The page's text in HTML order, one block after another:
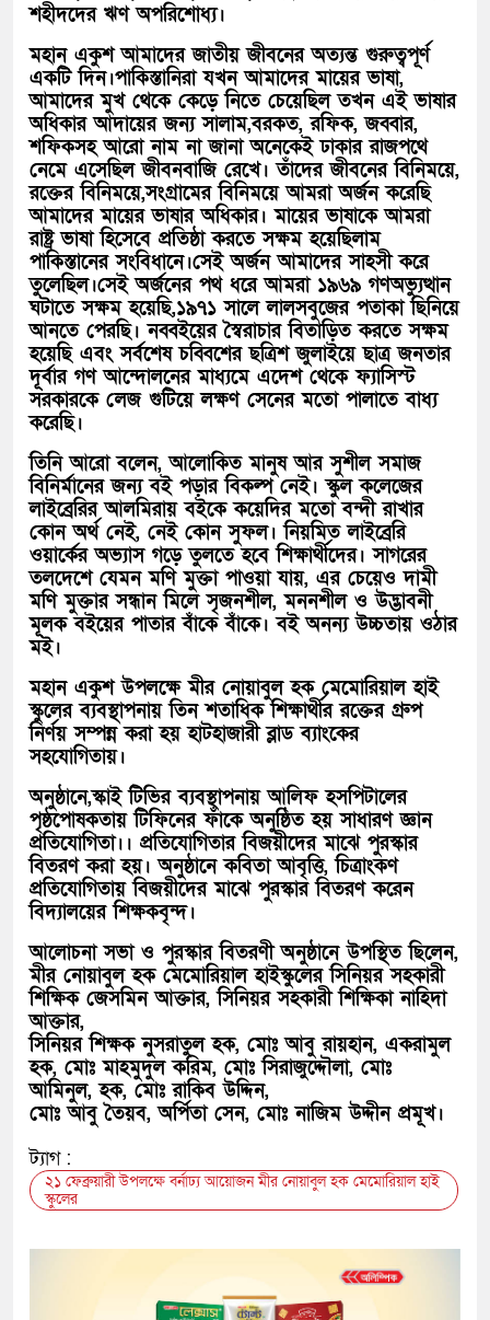
শহীদদের ঋণ অপরিশোধ্য।
মহান একুশ আমাদের জাতীয় জীবনের অত্যন্ত গুরুত্বপূর্ণ
একটি দিন।পাকিস্তানিরা যখন আমাদের মায়ের ভাষা,
আমাদের মুখ থেকে কেড়ে নিতে চেয়েছিল তখন এই ভাষার
অধিকার আদায়ের জন্য সালাম,বরকত, রফিক, জব্বার,
শফিকসহ আরো নাম না জানা অনেকেই ঢাকার রাজপথে
নেমে এসেছিল জীবনবাজি রেখে। তাঁদের জীবনের বিনিময়ে,
রক্তের বিনিময়ে,সংগ্রামের বিনিময়ে আমরা অর্জন করেছি
আমাদের মায়ের ভাষার অধিকার। মায়ের ভাষাকে আমরা
রাষ্ট্র ভাষা হিসেবে প্রতিষ্ঠা করতে সক্ষম হয়েছিলাম
পাকিস্তানের সংবিধানে।সেই অর্জন আমাদের সাহসী করে
তুলেছিল।সেই অর্জনের পথ ধরে আমরা ১৯৬৯ গণঅভ্যুত্থান
ঘটাতে সক্ষম হয়েছি,১৯৭১ সালে লালসবুজের পতাকা ছিনিয়ে
আনতে পেরছি। নব্বইয়ের স্বৈরাচার বিতাড়িত করতে সক্ষম
হয়েছি এবং সর্বশেষ চব্বিশের ছত্রিশ জুলাইয়ে ছাত্র জনতার
দূর্বার গণ আন্দোলনের মাধ্যমে এদেশ থেকে ফ্যাসিস্ট
সরকারকে লেজ গুটিয়ে লক্ষণ সেনের মতো পালাতে বাধ্য
করেছি।
তিনি আরো বলেন, আলোকিত মানুষ আর সুশীল সমাজ
বিনির্মানের জন্য বই পড়ার বিকল্প নেই। স্কুল কলেজের
লাইব্রেরির আলমিরায় বইকে কয়েদির মতো বন্দী রাখার
কোন অর্থ নেই, নেই কোন সুফল। নিয়মিত লাইব্রেরি
ওয়ার্কের অভ্যাস গড়ে তুলতে হবে শিক্ষার্থীদের। সাগরের
তলদেশে যেমন মণি মুক্তা পাওয়া যায়, এর চেয়েও দামী
মণি মুক্তার সন্ধান মিলে সৃজনশীল, মননশীল ও উদ্ভাবনী
মূলক বইয়ের পাতার বাঁকে বাঁকে। বই অনন্য উচ্চতায় ওঠার
মই।
মহান একুশ উপলক্ষে মীর নোয়াবুল হক মেমোরিয়াল হাই
স্কুলের ব্যবস্থাপনায় তিন শতাধিক শিক্ষার্থীর রক্তের গ্রুপ
নির্ণয় সম্পন্ন করা হয় হাটহাজারী ব্লাড ব্যাংকের
সহযোগিতায়।
অনুষ্ঠানে,স্কাই টিভির ব্যবস্থাপনায় আলিফ হসপিটালের
পৃষ্ঠপোষকতায় টিফিনের ফাঁকে অনুষ্ঠিত হয় সাধারণ জ্ঞান
প্রতিযোগিতা।। প্রতিযোগিতার বিজয়ীদের মাঝে পুরস্কার
বিতরণ করা হয়। অনুষ্ঠানে কবিতা আবৃত্তি, চিত্রাংকণ
প্রতিযোগিতায় বিজয়ীদের মাঝে পুরস্কার বিতরণ করেন
বিদ্যালয়ের শিক্ষকবৃন্দ।
আলোচনা সভা ও পুরস্কার বিতরণী অনুষ্ঠানে উপস্থিত ছিলেন,
মীর নোয়াবুল হক মেমোরিয়াল হাইস্কুলের সিনিয়র সহকারী
শিক্ষিক জেসমিন আক্তার, সিনিয়র সহকারী শিক্ষিকা নাহিদা
আক্তার,
সিনিয়র শিক্ষক নুসরাতুল হক, মোঃ আবু রায়হান, একরামুল
হক, মোঃ মাহমুদুল করিম, মোঃ সিরাজুদ্দৌলা, মোঃ
আমিনুল, হক, মোঃ রাকিব উদ্দিন,
মোঃ আবু তৈয়ব, অর্পিতা সেন, মোঃ নাজিম উদ্দীন প্রমূখ।
ট্যাগ :
২১ ফেব্রুয়ারী উপলক্ষে বর্নাঢ্য আয়োজন মীর নোয়াবুল হক মেমোরিয়াল হাই
স্কুলের